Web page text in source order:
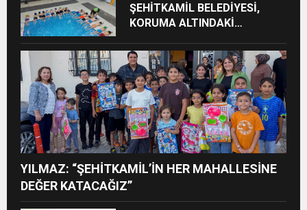
ŞEHİTKAMİL BELEDİYESİ,
KORUMA ALTINDAKİ
BULUŞTURUYOR
YILMAZ: “ŞEHİTKAMİL’İN HER MAHALLESİNE
DEĞER KATACAĞIZ”